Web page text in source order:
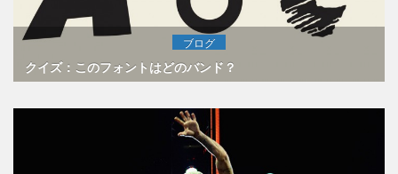
ブログ
クイズ：このフォントはどのバンド？